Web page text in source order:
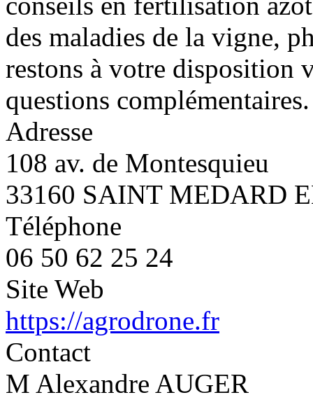
des maladies de la vigne,
restons à votre disposition
questions
Adresse
108 av. de Montesquieu
33160 SAINT MEDARD
Téléphone
06 50 62 25 24
Site Web
https://agrodrone.fr
Contact
M Alexandre AUGER